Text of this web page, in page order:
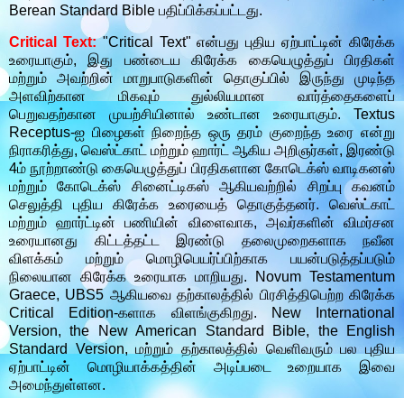
Berean Standard Bible பதிப்பிக்கப்பட்டது.
Critical Text: "Critical Text" என்பது புதிய ஏற்பாட்டின் கிரேக்க
உரையாகும், இது பண்டைய கிரேக்க கையெழுத்துப் பிரதிகள்
மற்றும் அவற்றின் மாறுபாடுகளின் தொகுப்பில் இருந்து முடிந்த
அளவிற்கான மிகவும் துல்லியமான வார்த்தைகளைப்
பெறுவதற்கான முயற்சியினால் உண்டான உரையாகும். Textus
Receptus-ஐ பிழைகள் நிறைந்த ஒரு தரம் குறைந்த உரை என்று
நிராகரித்து, வெஸ்ட்காட் மற்றும் ஹார்ட் ஆகிய அறிஞர்கள், இரண்டு
4ம் நூற்றாண்டு கையெழுத்துப் பிரதிகளான கோடெக்ஸ் வாடிகனஸ்
மற்றும் கோடெக்ஸ் சினைட்டிகஸ் ஆகியவற்றில் சிறப்பு கவனம்
செலுத்தி புதிய கிரேக்க உரையைத் தொகுத்தனர். வெஸ்ட்காட்
மற்றும் ஹார்ட்டின் பணியின் விளைவாக, அவர்களின் விமர்சன
உரையானது கிட்டத்தட்ட இரண்டு தலைமுறைகளாக நவீன
விளக்கம் மற்றும் மொழிபெயர்ப்பிற்காக பயன்படுத்தப்படும்
நிலையான கிரேக்க உரையாக மாறியது. Novum Testamentum
Graece, UBS5 ஆகியவை தற்காலத்தில் பிரசித்திபெற்ற கிரேக்க
Critical Edition-களாக விளங்குகிறது. New International
Version, the New American Standard Bible, the English
Standard Version, மற்றும் தற்காலத்தில் வெளிவரும் பல புதிய
ஏற்பாட்டின் மொழியாக்கத்தின் அடிப்படை உறையாக இவை
அமைந்துள்ளன.